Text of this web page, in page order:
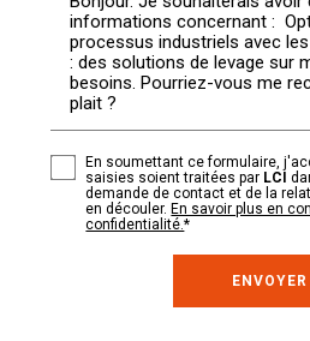
En soumettant ce formulaire,
saisies soient traitées par LCI
demande de contact et de la
en découler.En savoir plus en
confidentialité.*